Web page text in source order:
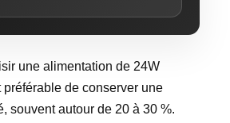
une alimentation de 24W
préférable de conserver une
souvent autour de 20 à 30 %.